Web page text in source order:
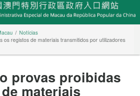
Notícias
os registos de materiais transmitidos por utilizadores
provas proibidas
materiais